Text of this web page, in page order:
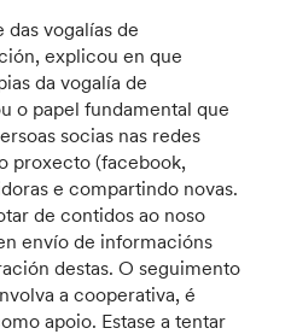
das vogalías de
explicou en que
da vogalía de
o papel fundamental que
socias nas redes
proxecto (facebook,
e compartindo novas.
de contidos ao noso
envío de informacións
destas. O seguimento
a cooperativa, é
apoio. Estase a tentar